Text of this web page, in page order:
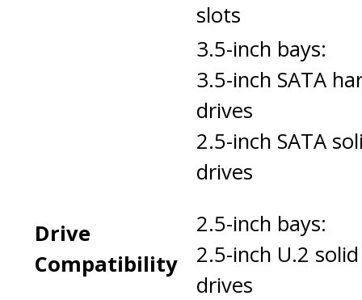
slots
Drive
Compatibility
3.5-inch bays:
3.5-inch SATA
drives
2.5-inch SATA
drives
2.5-inch bays:
2.5-inch U.2
drives